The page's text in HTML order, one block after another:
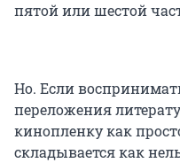
пятой или шестой
Но. Если
переложения
кинопленку как
складывается как